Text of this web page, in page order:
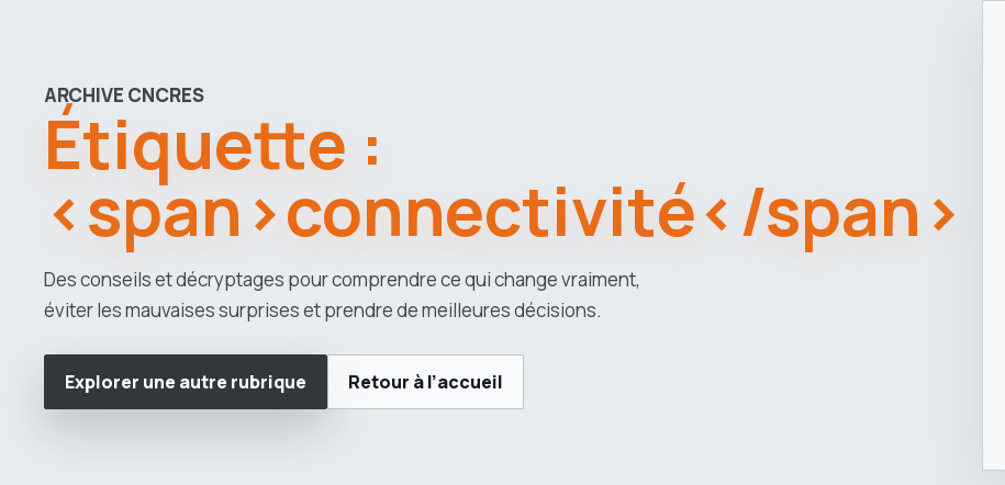
ARCHIVE CNCRES
Étiquette :
<span>connectivité</span>
Des conseils et décryptages pour comprendre ce qui change vraiment,
éviter les mauvaises surprises et prendre de meilleures décisions.
Explorer une autre rubrique Retour à l’accueil